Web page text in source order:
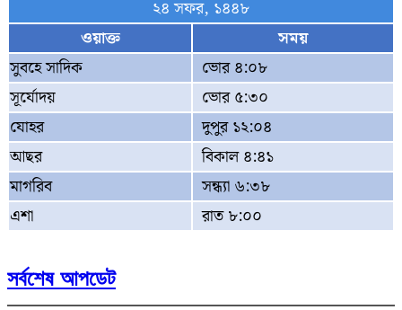
২৪ সফর, ১৪৪৮
ওয়াক্ত
সময়
সুবহে সাদিক
ভোর ৪:০৮
সূর্যোদয়
ভোর ৫:৩০
যোহর
দুপুর ১২:০৪
আছর
বিকাল ৪:৪১
মাগরিব
সন্ধ্যা ৬:৩৮
এশা
রাত ৮:০০
সর্বশেষ আপডেট